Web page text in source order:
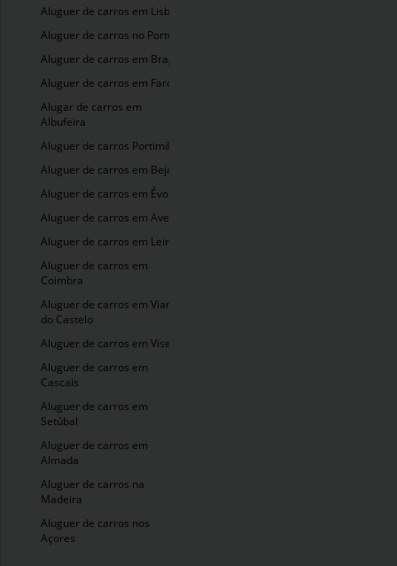
Aluguer de carros em Lisboa
Aluguer de carros no Porto
Aluguer de carros em Braga
Aluguer de carros em Faro
Alugar de carros em
Albufeira
Aluguer de carros Portimão
Aluguer de carros em Beja
Aluguer de carros em Évora
Aluguer de carros em Aveiro
Aluguer de carros em Leiria
Aluguer de carros em
Coimbra
Aluguer de carros em Viana
do Castelo
Aluguer de carros em Viseu
Aluguer de carros em
Cascais
Aluguer de carros em
Setúbal
Aluguer de carros em
Almada
Aluguer de carros na
Madeira
Aluguer de carros nos
Açores